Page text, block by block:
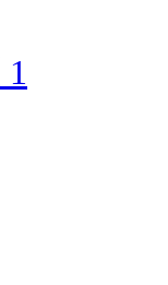
1